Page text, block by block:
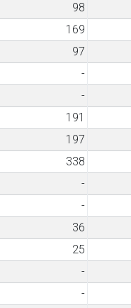
98
169
97
-
-
191
197
338
-
-
36
25
-
-